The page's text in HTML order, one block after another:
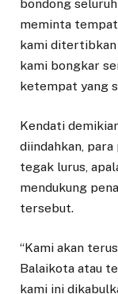
bondong
meminta
kami ditertibkan
kami bongkar
ketempat yang
Kendati
diindahkan,
tegak lurus,
mendukung
tersebut.
“Kami akan
Balaikota atau
kami ini